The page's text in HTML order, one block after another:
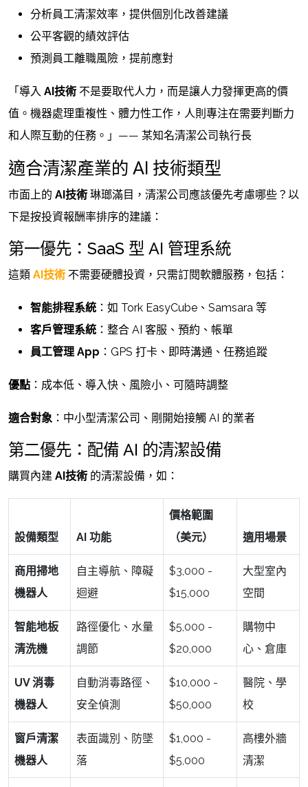
分析員工清潔效率，提供個別化改善建議
公平客觀的績效評估
預測員工離職風險，提前應對
「導入 AI技術 不是要取代人力，而是讓人力發揮更高的價
值。機器處理重複性、體力性工作，人則專注在需要判斷力
和人際互動的任務。」—— 某知名清潔公司執行長
適合清潔產業的 AI 技術類型
市面上的 AI技術 琳瑯滿目，清潔公司應該優先考慮哪些？以
下是按投資報酬率排序的建議：
第一優先：SaaS 型 AI 管理系統
這類 AI技術 不需要硬體投資，只需訂閱軟體服務，包括：
智能排程系統 ：如 Tork EasyCube、Samsara 等
客戶管理系統 ：整合 AI 客服、預約、帳單
員工管理 App ：GPS 打卡、即時溝通、任務追蹤
優點 ：成本低、導入快、風險小、可隨時調整
適合對象 ：中小型清潔公司、剛開始接觸 AI 的業者
第二優先：配備 AI 的清潔設備
購買內建 AI技術 的清潔設備，如：
設備類型 AI 功能
價格範圍
（美元）
適用場景
商用掃地
機器人
自主導航、障礙
迴避
$3,000 -
$15,000
大型室內
空間
智能地板
清洗機
路徑優化、水量
調節
$5,000 -
$20,000
購物中
心、倉庫
UV 消毒
機器人
自動消毒路徑、
安全偵測
$10,000 -
$50,000
醫院、學
校
窗戶清潔
機器人
表面識別、防墜
落
$1,000 -
$5,000
高樓外牆
清潔